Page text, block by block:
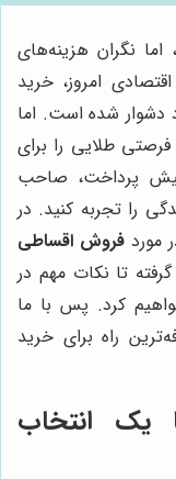
نگران هزینه‌های
امروز، خرید
دشوار شده است. اما
فرصتی طلایی را برای
پیش پرداخت، صاحب
را تجربه کنید. در
مورد فروش اقساطی
گرفته تا نکات مهم در
کرد. پس با ما
راه برای خرید
یک انتخاب